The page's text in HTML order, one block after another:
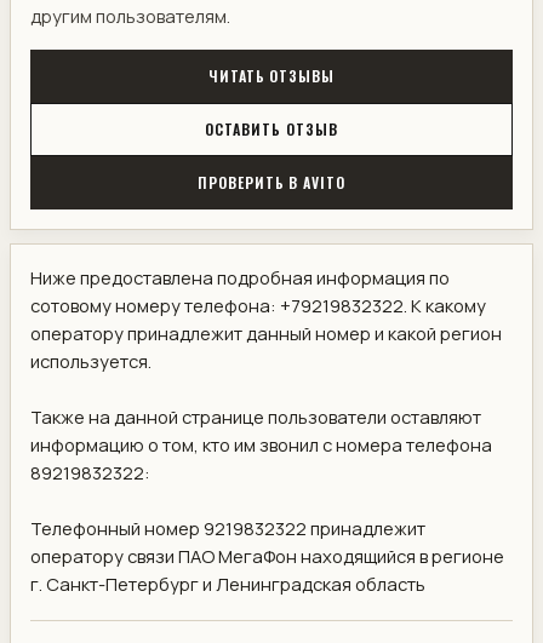
другим пользователям.
ЧИТАТЬ ОТЗЫВЫ
ОСТАВИТЬ ОТЗЫВ
ПРОВЕРИТЬ В AVITO
Ниже предоставлена подробная информация по
сотовому номеру телефона: +79219832322. К какому
оператору принадлежит данный номер и какой регион
используется.
Также на данной странице пользователи оставляют
информацию о том, кто им звонил с номера телефона
89219832322:
Телефонный номер 9219832322 принадлежит
оператору связи ПАО МегаФон находящийся в регионе
г. Санкт-Петербург и Ленинградская область